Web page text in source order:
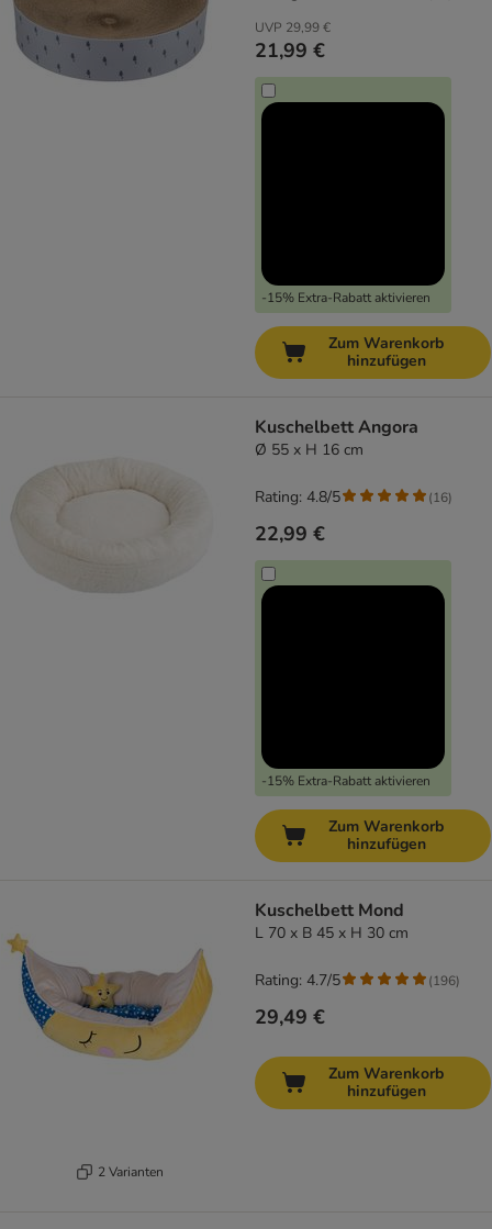
UVP 29,99 €
21,99 €
-15% Extra-Rabatt aktivieren
Zum Warenkorb
hinzufügen
Kuschelbett Angora
Ø 55 x H 16 cm
22,99 €
-15% Extra-Rabatt aktivieren
Rating: 4.8/5 (16)
Zum Warenkorb
hinzufügen
2 Varianten
Kuschelbett Mond
L 70 x B 45 x H 30 cm
29,49 €
Rating: 4.7/5 (196)
Zum Warenkorb
hinzufügen